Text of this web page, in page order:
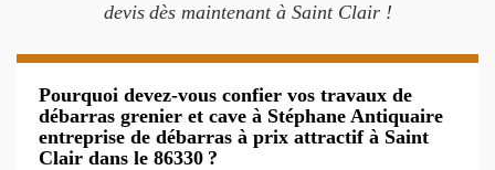
devis dès maintenant à Saint Clair !
Pourquoi devez-vous confier vos travaux de
débarras grenier et cave à Stéphane Antiquaire
entreprise de débarras à prix attractif à Saint
Clair dans le 86330 ?